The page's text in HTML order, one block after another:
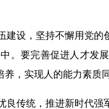
设，坚持不懈用党的
。要完善促进人才发
，实现人的能力素质
传统，推进新时代强